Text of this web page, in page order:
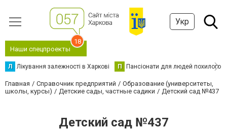
Укр
Наши спецпроекты
18
Л Лікування залежності в Харкові П Пансіонати для людей похилого
Главная Справочник предприятий
Образование (университеты,
школы, курсы)
Детские сады, частные садики Детский сад №437
Детский сад №437